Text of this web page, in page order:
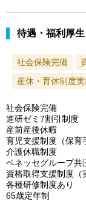
待遇・福利厚生
社会保険完備
産休・育休制度実
社会保険完備
進研ゼミ7割引制度
産前産後休暇
育児支援制度（保育
介護休職制度
ベネッセグループ共
資格取得支援制度（
各種研修制度あり
65歳定年制